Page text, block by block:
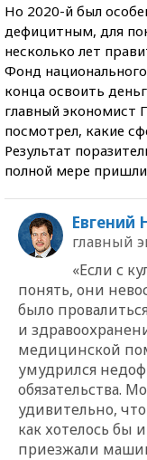
Но 2020-й был
дефицитным, для
несколько лет
Фонд
конца освоить
главный экономист
посмотрел, какие
Результат
полной мере
Евгений
главный
«Если с
понять, они
было
и
медицинской
умудрился
обязательства.
удивительно,
как хотелось бы
приезжали